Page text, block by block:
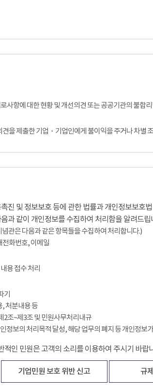
사항에 대한 현황 및 개선의견 또는 공공기관의 불합
을 제출한 기업・기업인에게 불이익을 주거나 차별
진 및 정보보호 등에 관한 법률과 개인정보보호
과 같이 개인정보를 수집하여 처리함을 알려드립
관은 다음과 같은 항목들을 수집하여 처리합니다.)
전화번호, 이메일
용 접수 처리
기
, 처분내용 등
2조~제3조 및 민원사무처리내규
정보의 처리목적 달성, 해당 업무의 폐지 등 개인정보
인 민원은 고객의 소리를 이용하여 주시기 바랍
기업민원 보호 위반 신고 규